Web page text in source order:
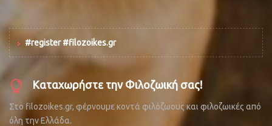
#register #filozoikes.gr
Καταχωρήστε την Φιλοζωική σας!
Στο filozoikes.gr, φέρνουμε κοντά φιλόζωους και φιλοζωικές από
όλη την Ελλάδα.